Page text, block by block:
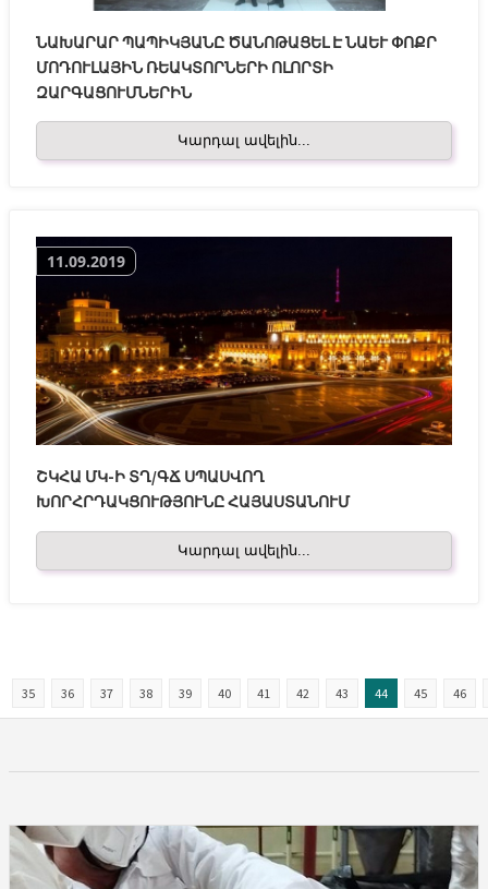
ՆԱԽԱՐԱՐ ՊԱՊԻԿՅԱՆԸ ԾԱՆՈԹԱՑԵԼ Է ՆԱԵՒ ՓՈՔՐ Մ
ՈԴՈՒԼԱՅԻՆ ՌԵԱԿՏՈՐՆԵՐԻ ՈԼՈՐՏԻ Զ
ԱՐԳԱՑՈՒՄՆԵՐԻՆ
Կարդալ ավելին...
11.09.2019
ՇԿՀԱ ՄԿ-Ի ՏՂ/ԳՃ ՍՊԱՍՎՈՂ
ԽՈՐՀՐԴԱԿՑՈՒԹՅՈՒՆԸ ՀԱՅԱՍՏԱՆՈՒՄ
Կարդալ ավելին...
35 36 37 38 39 40 41 42 43 44 45 46